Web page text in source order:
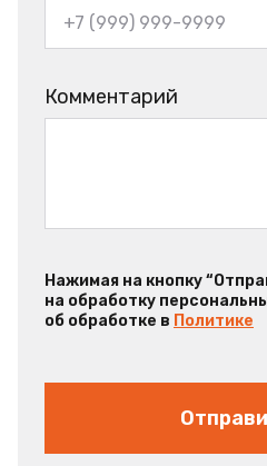
Комментарий
Нажимая на кнопку
на обработку
об обработке в Политике